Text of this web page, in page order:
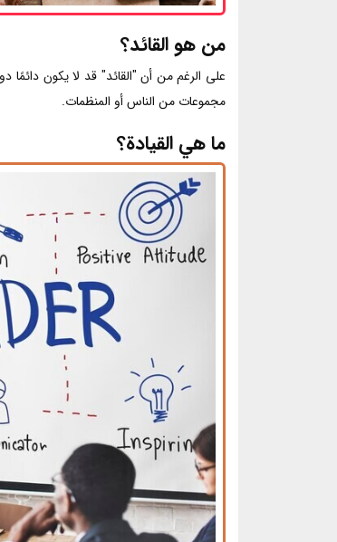
من هو القائد؟
على الرغم من أن "القائد" قد لا يكون دائمًا
مجموعات من الناس أو المنظمات.
ما هي القيادة؟